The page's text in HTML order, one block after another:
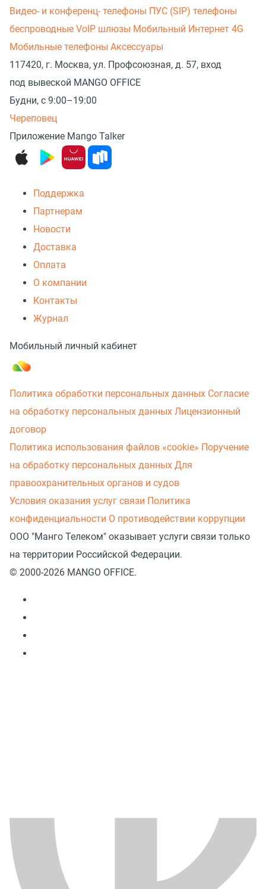
Видео- и конференц- телефоны ПУС (SIP) телефоны
беспроводные VoIP шлюзы Мобильный Интернет 4G
Мобильные телефоны Аксессуары
117420, г. Москва, ул. Профсоюзная, д. 57, вход
под вывеской MANGO OFFICE
Будни, с 9:00–19:00
Череповец
Приложение Mango Talker
Поддержка
Партнерам
Новости
Доставка
Оплата
О компании
Контакты
Журнал
Мобильный личный кабинет
Политика обработки персональных данных Согласие
на обработку персональных данных Лицензионный
договор
Политика использования файлов «cookie» Поручение
на обработку персональных данных Для
правоохранительных органов и судов
Условия оказания услуг связи Политика
конфиденциальности О противодействии коррупции
ООО "Манго Телеком" оказывает услуги связи только
на территории Российской Федерации.
© 2000-2026 MANGO OFFICE.